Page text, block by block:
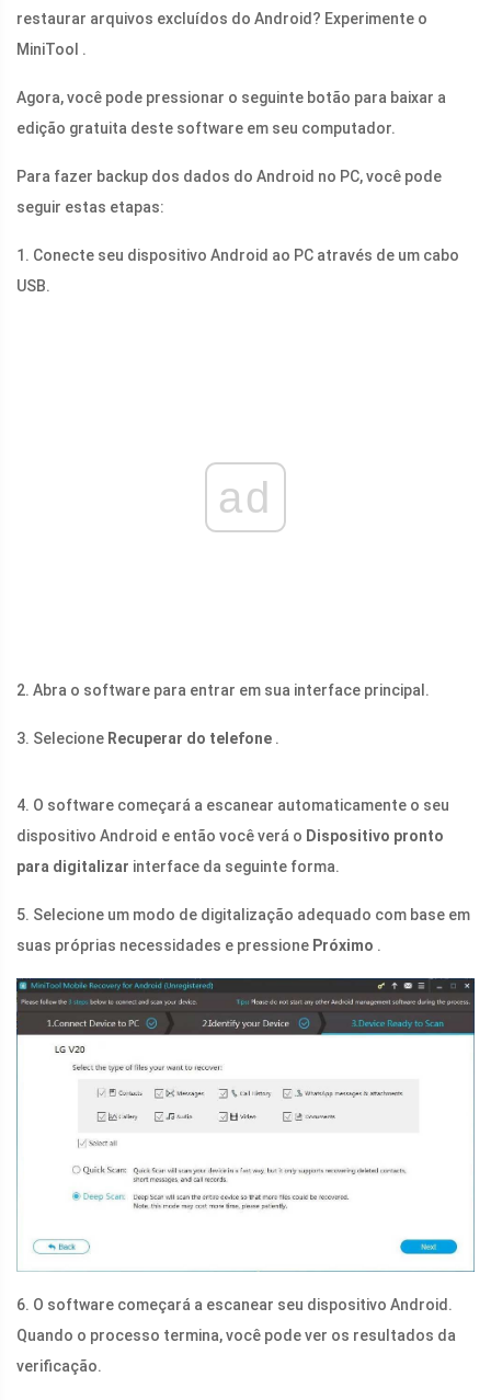
restaurar arquivos excluídos do Android? Experimente o
MiniTool .
Agora, você pode pressionar o seguinte botão para baixar a
edição gratuita deste software em seu computador.
Para fazer backup dos dados do Android no PC, você pode
seguir estas etapas:
1. Conecte seu dispositivo Android ao PC através de um cabo
USB.
ad
2. Abra o software para entrar em sua interface principal.
3. Selecione Recuperar do telefone .
4. O software começará a escanear automaticamente o seu
dispositivo Android e então você verá o Dispositivo pronto
para digitalizar interface da seguinte forma.
5. Selecione um modo de digitalização adequado com base em
suas próprias necessidades e pressione Próximo .
6. O software começará a escanear seu dispositivo Android.
Quando o processo termina, você pode ver os resultados da
verificação.